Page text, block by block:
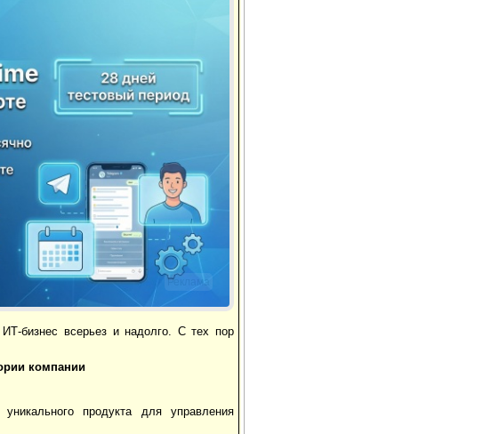
Реклама
бизнес всерьез и надолго. С тех пор
компании
продукта для управления